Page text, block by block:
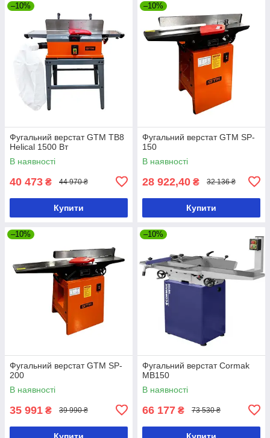
–10%
Фугальний верстат GTM TB8
Helical 1500 Вт
В наявності
40 473 ₴ 44 970 ₴
Купити
–10%
Фугальний верстат GTM SP-
150
В наявності
28 922,40 ₴ 32 136 ₴
Купити
–10%
Фугальний верстат GTM SP-
200
В наявності
35 991 ₴ 39 990 ₴
Купити
–10%
Фугальний верстат Cormak
MB150
В наявності
66 177 ₴ 73 530 ₴
Купити